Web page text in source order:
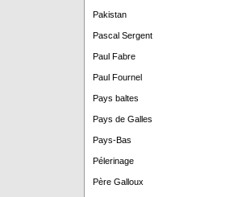
Pakistan
Pascal Sergent
Paul Fabre
Paul Fournel
Pays baltes
Pays de Galles
Pays-Bas
Pélerinage
Père Galloux